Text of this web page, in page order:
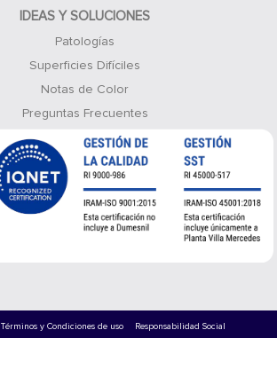
IDEAS Y SOLUCIONES
Patologías
Superficies Difíciles
Notas de Color
Preguntas Frecuentes
Términos y Condiciones de uso Responsabilidad Social